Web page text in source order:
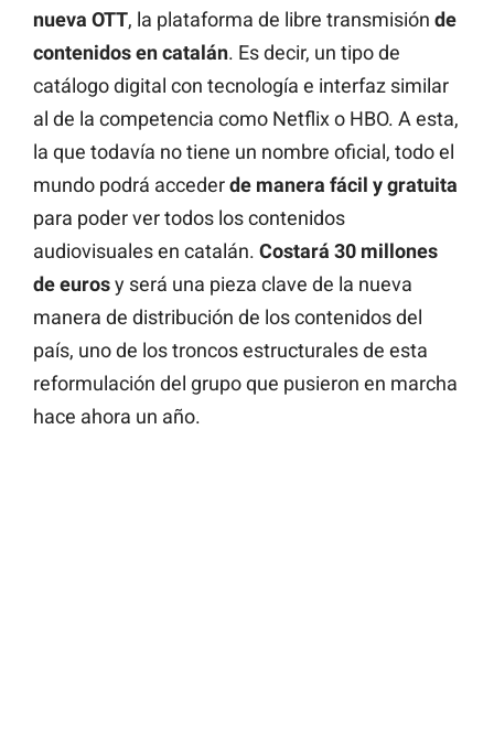
nueva OTT, la plataforma de libre transmisión de
contenidos en catalán. Es decir, un tipo de
catálogo digital con tecnología e interfaz similar
al de la competencia como Netflix o HBO. A esta,
la que todavía no tiene un nombre oficial, todo el
mundo podrá accederde manera fácil y gratuita
para poder ver todos los contenidos
audiovisuales en catalán. Costará 30 millones
de eurosy será una pieza clave de la nueva
manera de distribución de los contenidos del
país, uno de los troncos estructurales de esta
reformulación del grupo que pusieron en marcha
hace ahora un año.